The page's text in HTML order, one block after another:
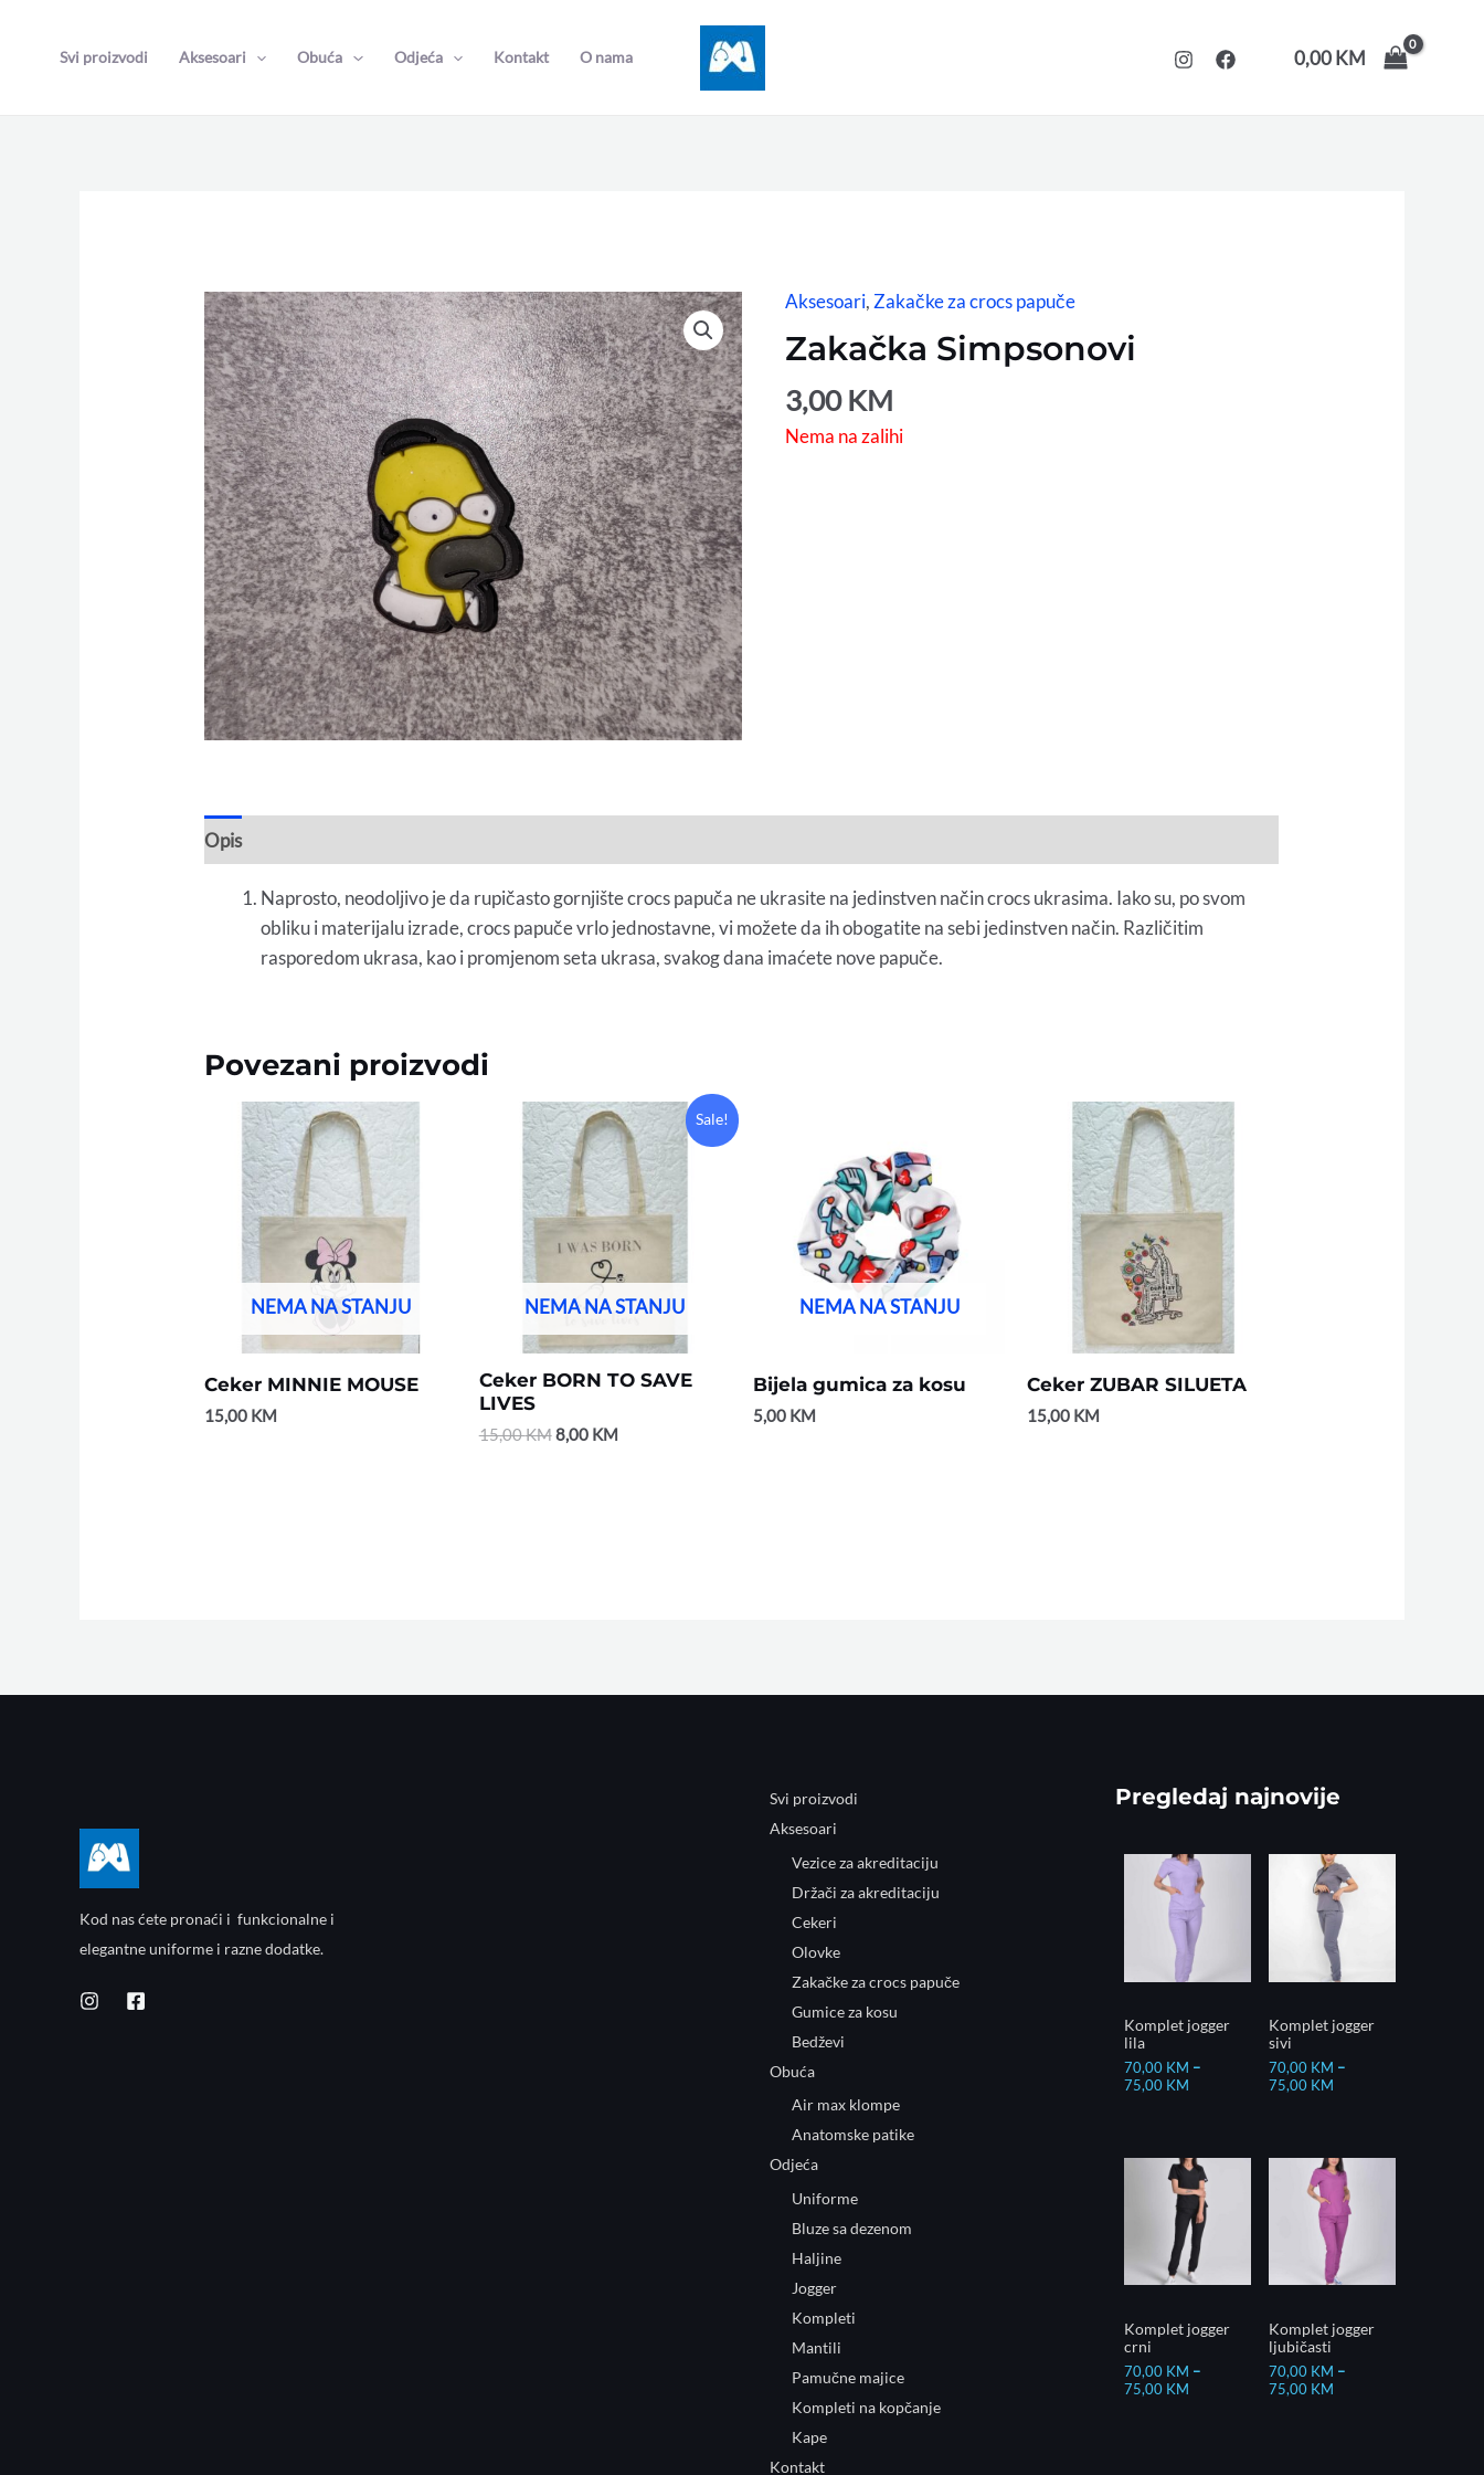
Svi proizvodi Aksesoari Obuća Odjeća Kontakt O nama 0,00KM
Aksesoari, Zakačke za crocs papuče
Zakačka Simpsonovi
3,00 KM
Nema na zalihi
Opis
Naprosto, neodoljivo je da rupičasto gornjište crocs papuča ne ukrasite na jedinstven način crocs ukrasima. Iako su, po svom
obliku i materijalu izrade, crocs papuče vrlo jednostavne, vi možete da ih obogatite na sebi jedinstven način. Različitim
rasporedom ukrasa, kao i promjenom seta ukrasa, svakog dana imaćete nove papuče.
Povezani proizvodi
NEMA NA STANJU
Ceker MINNIE MOUSE
15,00 KM
Sale!
NEMA NA STANJU
Ceker BORN TO SAVE
LIVES
15,00KM
Original
price
was:
15,00 KM.
8,00 KM
Current
price
is:
8,00 KM.
NEMA NA STANJU
Bijela gumica za kosu
5,00 KM
Ceker ZUBAR SILUETA
15,00 KM
Kod nas ćete pronaći i funkcionalne i
elegantne uniforme i razne dodatke.
Svi proizvodi
Aksesoari
Vezice za akreditaciju
Držači za akreditaciju
Cekeri
Olovke
Zakačke za crocs papuče
Gumice za kosu
Bedževi
Obuća
Air max klompe
Anatomske patike
Odjeća
Uniforme
Bluze sa dezenom
Haljine
Jogger
Kompleti
Mantili
Pamučne majice
Kompleti na kopčanje
Kape
Kontakt
Pregledaj najnovije
Komplet jogger
lila
70,00 KM –
75,00 KM
Komplet jogger
sivi
70,00 KM –
75,00 KM
Komplet jogger
crni
70,00 KM –
75,00 KM
Komplet jogger
ljubičasti
70,00 KM –
75,00 KM